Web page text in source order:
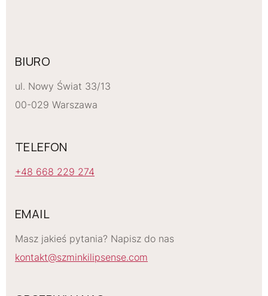
BIURO
ul. Nowy Świat 33/13
00-029 Warszawa
TELEFON
+48 668 229 274
EMAIL
Masz jakieś pytania? Napisz do nas
kontakt@szminkilipsense.com